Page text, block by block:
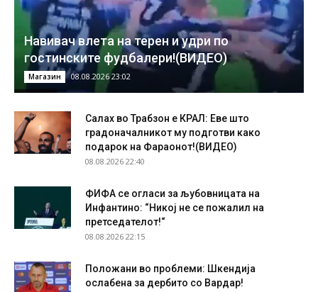
Навивач влета на терен и удри по
гостинските фудбалери!(ВИДЕО)
Магазин 08.08.2026 23:02
Салах во Трабзон е КРАЛ: Еве што
градоначалникот му подготви како
подарок на Фараонот!(ВИДЕО)
08.08.2026 22:40
ФИФА се огласи за љубовницата на
Инфантино: “Никој не се пожалил на
претседателот!“
08.08.2026 22:15
Положани во проблеми: Шкендија
ослабена за дербито со Вардар!